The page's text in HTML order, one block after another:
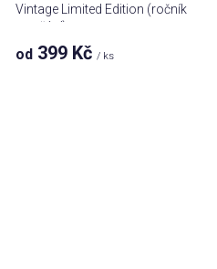
Vintage Limited Edition (ročník
na přání)
od 399 Kč / ks